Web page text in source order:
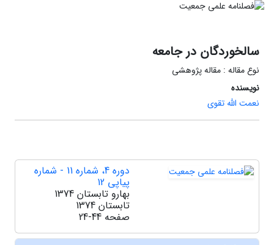
سالخوردگان در جامعه
نوع مقاله : مقاله پژوهشی
نویسنده
نعمت الله تقوی
دوره 4، شماره 11 - شماره
پیاپی 12
بهارو تابستان 1374
تابستان 1374
صفحه 24-44